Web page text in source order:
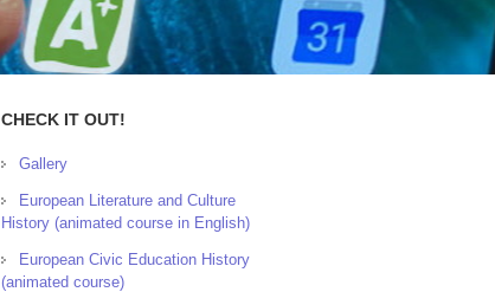
CHECK IT OUT!
Gallery
European Literature and Culture
History (animated course in English)
European Civic Education History
(animated course)